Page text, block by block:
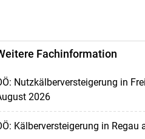
Fachinformation
Nutzkälberversteigerung in
2026
Kälberversteigerung in Regau